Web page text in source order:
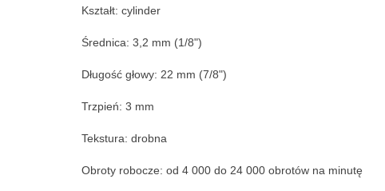
Kształt: cylinder
Średnica: 3,2 mm (1/8")
Długość głowy: 22 mm (7/8")
Trzpień: 3 mm
Tekstura: drobna
Obroty robocze: od 4 000 do 24 000 obrotów na minutę